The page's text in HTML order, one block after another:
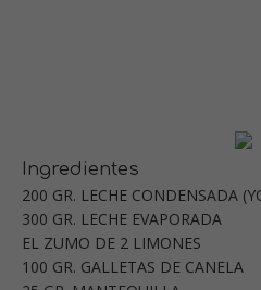
Ingredientes
200 GR. LECHE CONDENSADA
300 GR. LECHE EVAPORADA
EL ZUMO DE 2 LIMONES
100 GR. GALLETAS DE CANELA